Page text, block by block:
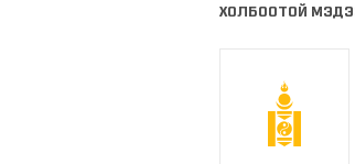
ХОЛБООТОЙ